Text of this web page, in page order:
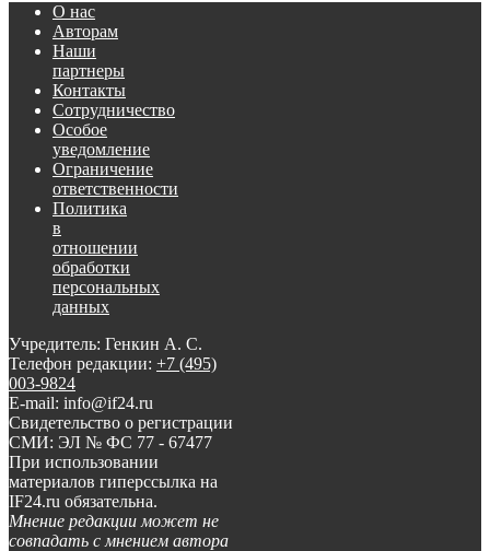
О нас
Авторам
Наши
партнеры
Контакты
Сотрудничество
Особое
уведомление
Ограничение
ответственности
Политика
в
отношении
обработки
персональных
данных
Учредитель: Генкин А. С.
Телефон редакции: +7 (495)
003-9824
E-mail: info@if24.ru
Свидетельство о регистрации
СМИ: ЭЛ № ФС 77 - 67477
При использовании
материалов гиперссылка на
IF24.ru обязательна.
Мнение редакции может не
совпадать с мнением автора